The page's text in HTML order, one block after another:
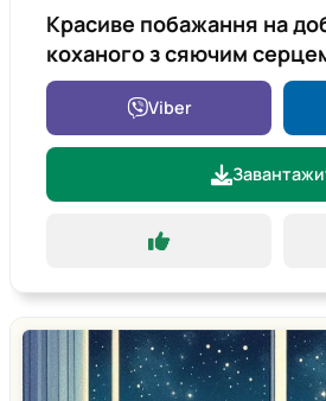
Красиве побажання на
коханого з сяючим
Viber